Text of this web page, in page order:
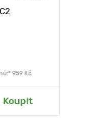
959 Kč
Koupit